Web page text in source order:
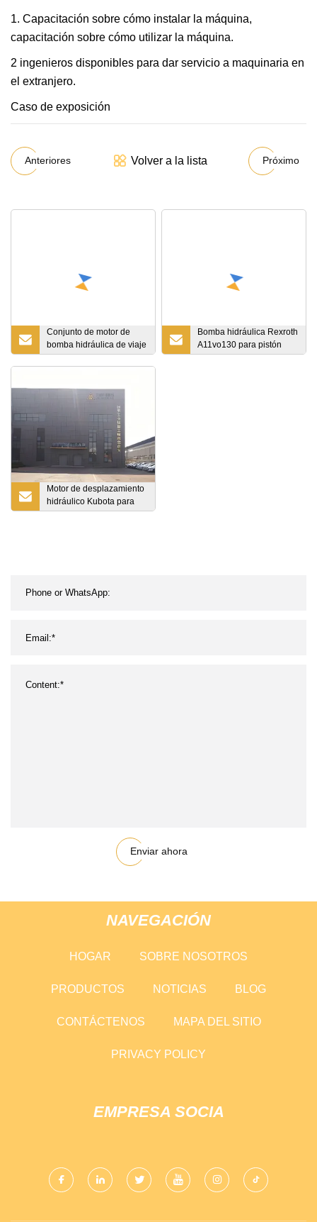
1. Capacitación sobre cómo instalar la máquina,
capacitación sobre cómo utilizar la máquina.
2 ingenieros disponibles para dar servicio a maquinaria en
el extranjero.
Caso de exposición
Anteriores Volver a la lista Próximo
Conjunto de motor de
bomba hidráulica de viaje
Cmw2 de Bmv1000
Omv1000 Hmb
Bomba hidráulica Rexroth
A11vo130 para pistón
radial de la parte principal
Motor de desplazamiento
hidráulico Kubota para
excavadora de orugas
Enviar ahora
NAVEGACIÓN
HOGAR SOBRE NOSOTROS
PRODUCTOS NOTICIAS BLOG
CONTÁCTENOS MAPA DEL SITIO
PRIVACY POLICY
EMPRESA SOCIA